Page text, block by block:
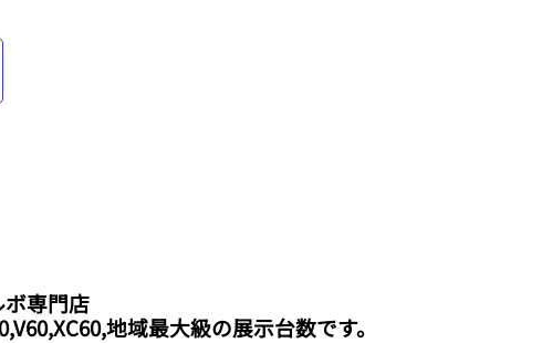
専門店
地域最大級の展示台数です。